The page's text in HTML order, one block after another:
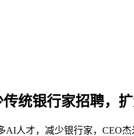
统银行家招聘，
AI人才，减少银行家，CEO杰